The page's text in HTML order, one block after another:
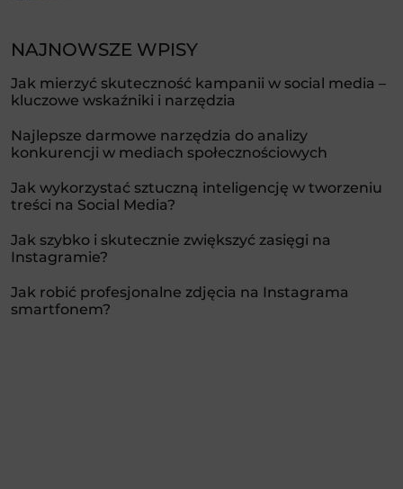
NAJNOWSZE WPISY
Jak mierzyć skuteczność kampanii w social media –
kluczowe wskaźniki i narzędzia
Najlepsze darmowe narzędzia do analizy
konkurencji w mediach społecznościowych
Jak wykorzystać sztuczną inteligencję w tworzeniu
treści na Social Media?
Jak szybko i skutecznie zwiększyć zasięgi na
Instagramie?
Jak robić profesjonalne zdjęcia na Instagrama
smartfonem?